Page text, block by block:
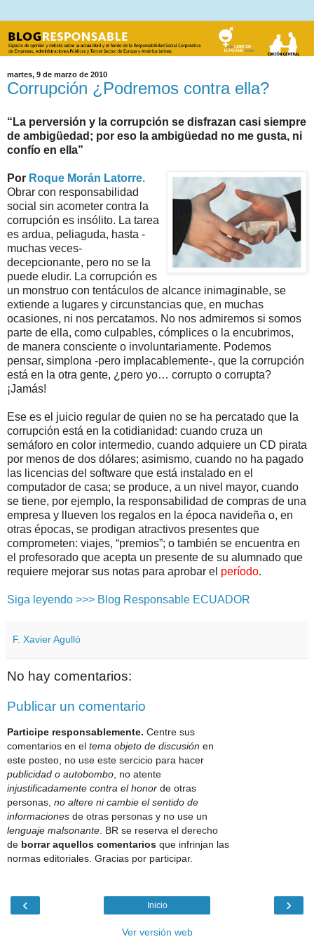
martes, 9 de marzo de 2010
Corrupción ¿Podremos contra ella?
“La perversión y la corrupción se disfrazan casi siempre
de ambigüedad; por eso la ambigüedad no me gusta, ni
confío en ella”
Por Roque Morán Latorre.
Obrar con responsabilidad
social sin acometer contra la
corrupción es insólito. La tarea
es ardua, peliaguda, hasta -
muchas veces-
decepcionante, pero no se la
puede eludir. La corrupción es
un monstruo con tentáculos de alcance inimaginable, se
extiende a lugares y circunstancias que, en muchas
ocasiones, ni nos percatamos. No nos admiremos si somos
parte de ella, como culpables, cómplices o la encubrimos,
de manera consciente o involuntariamente. Podemos
pensar, simplona -pero implacablemente-, que la corrupción
está en la otra gente, ¿pero yo… corrupto o corrupta?
¡Jamás!
Ese es el juicio regular de quien no se ha percatado que la
corrupción está en la cotidianidad: cuando cruza un
semáforo en color intermedio, cuando adquiere un CD pirata
por menos de dos dólares; asimismo, cuando no ha pagado
las licencias del software que está instalado en el
computador de casa; se produce, a un nivel mayor, cuando
se tiene, por ejemplo, la responsabilidad de compras de una
empresa y llueven los regalos en la época navideña o, en
otras épocas, se prodigan atractivos presentes que
comprometen: viajes, “premios”; o también se encuentra en
el profesorado que acepta un presente de su alumnado que
requiere mejorar sus notas para aprobar el período.
Siga leyendo >>> Blog Responsable ECUADOR
F. Xavier Agulló
No hay comentarios:
Publicar un comentario
Participe responsablemente. Centre sus
comentarios en el tema objeto de discusión en
este posteo, no use este sercicio para hacer
publicidad o autobombo , no atente
injustificadamente contra el honor de otras
personas, no altere ni cambie el sentido de
informaciones de otras personas y no use un
lenguaje malsonante . BR se reserva el derecho
de borrar aquellos comentarios que infrinjan las
normas editoriales. Gracias por participar.
‹ ›
Inicio
Ver versión web